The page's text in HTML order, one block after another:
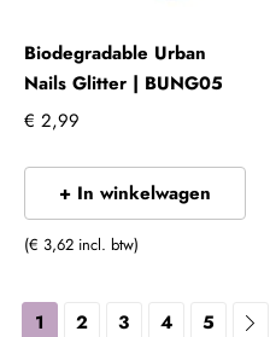
Biodegradable Urban
Nails Glitter | BUNG05
€ 2,99
+ In winkelwagen
(€ 3,62 incl. btw)
1 2 3 4 5